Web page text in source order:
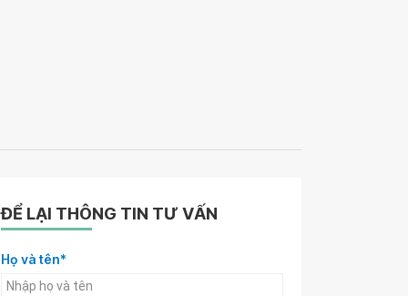
ĐỂ LẠI THÔNG TIN TƯ VẤN
Họ và tên*